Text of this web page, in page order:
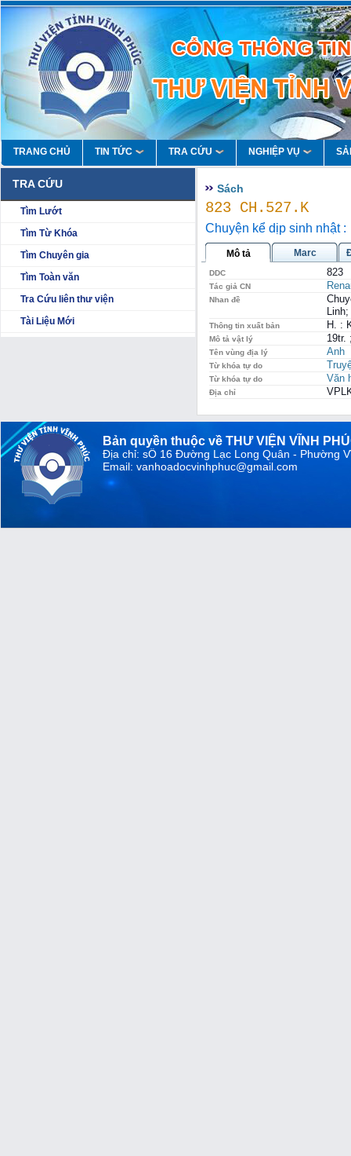
TRANG CHỦ TIN TỨC TRA CỨU NGHIỆP VỤ
TRA CỨU
Tìm Lướt
Tìm Từ Khóa
Tìm Chuyên gia
Tìm Toàn văn
Tra Cứu liên thư viện
Tài Liệu Mới
Sách
823 CH.527.K
Chuyện kể dịp sinh nhật :
Mô tả Marc
DDC 823
Tác giả CN
Nhan đề
Thông tin xuất bản H. :
Mô tả vật lý 19tr.
Tên vùng địa lý Anh
Từ khóa tự do
Từ khóa tự do Văn
Địa chỉ
Bản quyền thuộc về THƯ VIỆN VĨNH
Địa chỉ: sỐ 16 Đường Lạc Long Quân - Phường
Email: vanhoadocvinhphuc@gmail.com